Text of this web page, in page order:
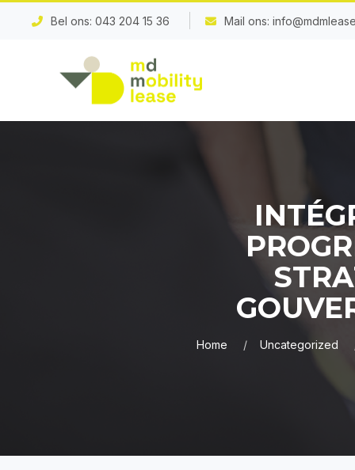
Bel ons: 043 204 15 36 Mail ons:
Home Uncategorized